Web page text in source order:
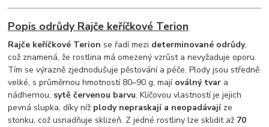
Popis odrůdy Rajče keříčkové Terion
Rajče keříčkové Terion se řadí mezi determinované odrůdy,
což znamená, že rostlina má omezený vzrůst a nevyžaduje oporu.
Tím se výrazně zjednodušuje pěstování a péče. Plody jsou středně
velké, s průměrnou hmotností 80–90 g, mají oválný tvar a
nádhernou, sytě červenou barvu. Klíčovou vlastností je jejich
pevná slupka, díky níž plody nepraskají a neopadávajíze
stonku, což usnadňuje sklizeň. Z jedné rostliny lze sklidit až 70